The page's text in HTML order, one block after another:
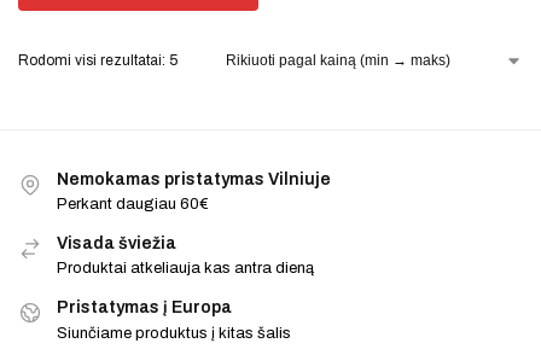
Rodomi visi rezultatai: 5
Nemokamas pristatymas Vilniuje
Perkant daugiau 60€
Visada šviežia
Produktai atkeliauja kas antra dieną
Pristatymas į Europa
Siunčiame produktus į kitas šalis